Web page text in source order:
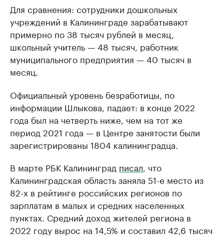
Для сравнения: сотрудники дошкольных
учреждений в Калининграде зарабатывают
примерно по 38 тысяч рублей в месяц,
школьный учитель — 48 тысяч, работник
муниципального предприятия — 40 тысяч в
месяц.
Официальный уровень безработицы, по
информации Шлыкова, падает: в конце 2022
года был на четверть ниже, чем на тот же
период 2021 года — в Центре занятости были
зарегистрированы 1804 калининградца.
В марте РБК Калининград писал , что
Калининградская область заняла 51-е место из
82-х в рейтинге российских регионов по
зарплатам в малых и средних населенных
пунктах. Средний доход жителей региона в
2022 году вырос на 14,5% и составил 42,6 тысяч